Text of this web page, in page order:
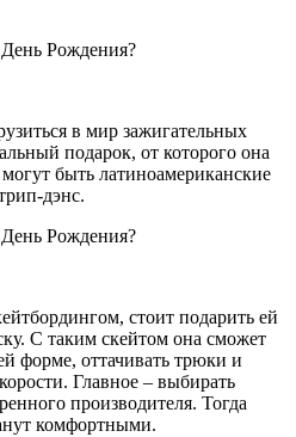
в мир зажигательных
подарок, от которого она
быть латиноамериканские
дэнс.
стоит подарить ей
С таким скейтом она сможет
форме, оттачивать трюки и
Главное – выбирать
производителя. Тогда
комфортными.